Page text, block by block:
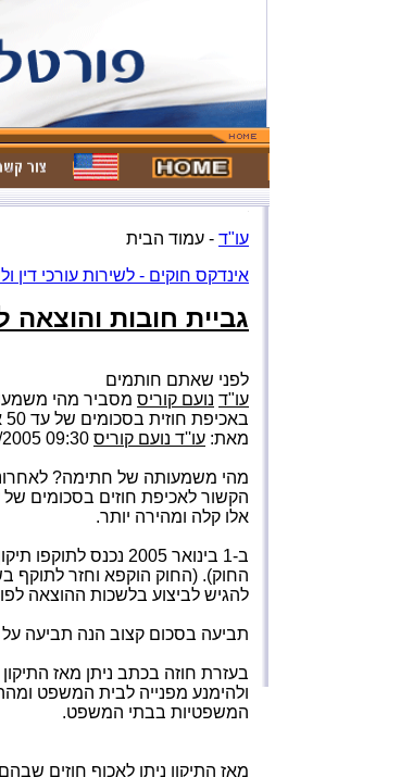
עו"ד - עמוד הבית
אינדקס חוקים - לשירות עורכי דין
גביית חובות
לפני שאתם חותמים
עו"ד נועם קוריס מסביר מהי
באכיפת חוזית בסכומים של עד 50 אלף שקלים
מאת: עו''ד נועם קוריס
מהי משמעותה של חתימה?
אלו קלה ומהירה יותר.
ב-1 בינואר 2005 נכנס לתוקפו תיקון מספר 24 לחוק
להגיש לביצוע בלשכות ההוצאה לפועל,
תביעה בסכום קצוב הנה תביעה
בעזרת חוזה בכתב ניתן מאז
ולהימנע מפנייה לבית המשפט
המשפטיות בבתי המשפט.